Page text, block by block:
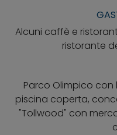
Alcuni caffè e
ristorante
Parco Olimpico
piscina coperta,
"Tollwood" con